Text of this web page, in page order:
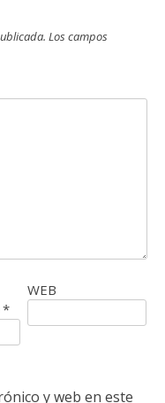
Los campos
*
WEB
y web en este